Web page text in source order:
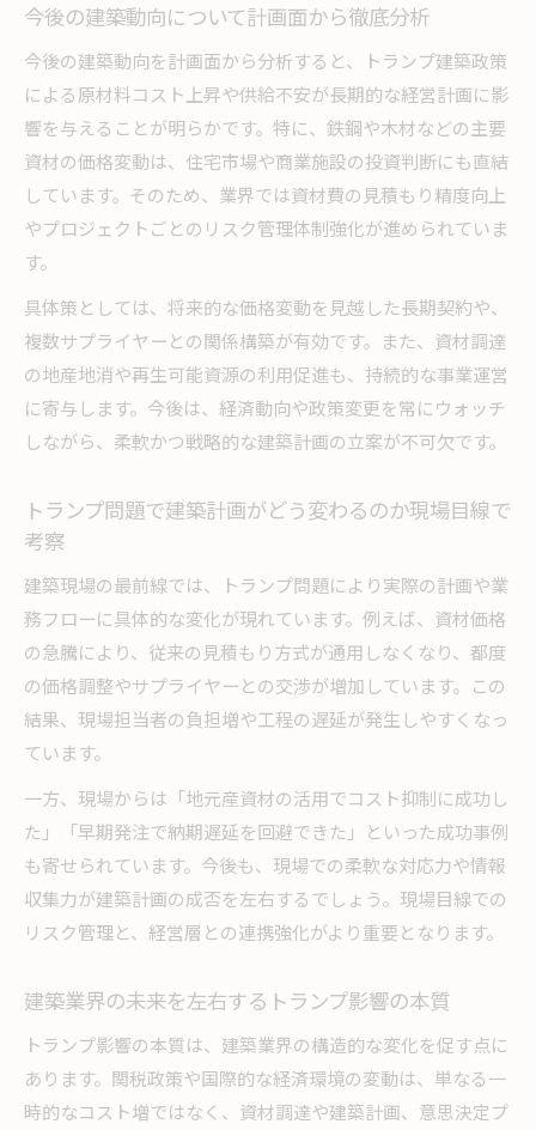
今後の建築動向について計画面から徹底分析
今後の建築動向を計画面から分析すると、トランプ建築政策
による原材料コスト上昇や供給不安が長期的な経営計画に影
響を与えることが明らかです。特に、鉄鋼や木材などの主要
資材の価格変動は、住宅市場や商業施設の投資判断にも直結
しています。そのため、業界では資材費の見積もり精度向上
やプロジェクトごとのリスク管理体制強化が進められていま
す。
具体策としては、将来的な価格変動を見越した長期契約や、
複数サプライヤーとの関係構築が有効です。また、資材調達
の地産地消や再生可能資源の利用促進も、持続的な事業運営
に寄与します。今後は、経済動向や政策変更を常にウォッチ
しながら、柔軟かつ戦略的な建築計画の立案が不可欠です。
トランプ問題で建築計画がどう変わるのか現場目線で
考察
建築現場の最前線では、トランプ問題により実際の計画や業
務フローに具体的な変化が現れています。例えば、資材価格
の急騰により、従来の見積もり方式が通用しなくなり、都度
の価格調整やサプライヤーとの交渉が増加しています。この
結果、現場担当者の負担増や工程の遅延が発生しやすくなっ
ています。
一方、現場からは「地元産資材の活用でコスト抑制に成功し
た」「早期発注で納期遅延を回避できた」といった成功事例
も寄せられています。今後も、現場での柔軟な対応力や情報
収集力が建築計画の成否を左右するでしょう。現場目線での
リスク管理と、経営層との連携強化がより重要となります。
建築業界の未来を左右するトランプ影響の本質
トランプ影響の本質は、建築業界の構造的な変化を促す点に
あります。関税政策や国際的な経済環境の変動は、単なる一
時的なコスト増ではなく、資材調達や建築計画、意思決定プ